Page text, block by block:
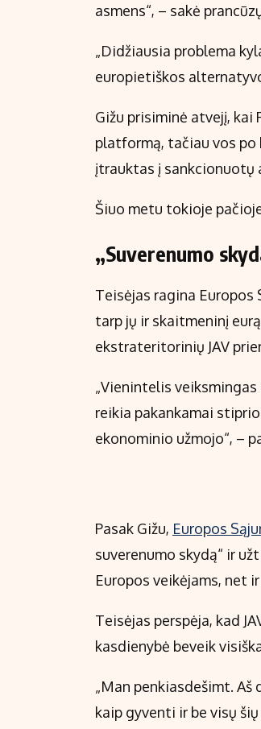
asmens“, – sakė
„Didžiausia problema
europietiškos
Gižu prisiminė atvejį, kai
platformą, tačiau vos po
įtrauktas į sankcionuotų
Šiuo metu tokioje
„Suverenumo
Teisėjas ragina Europos
tarp jų ir skaitmeninį
ekstrateritorinių JAV
„Vienintelis
reikia pakankamai
ekonominio užmojo“, –
Pasak Gižu, Europos
suverenumo skydą“ ir
Europos veikėjams, net
Teisėjas perspėja, kad
kasdienybė beveik
„Man penkiasdešimt. Aš
kaip gyventi ir be visų